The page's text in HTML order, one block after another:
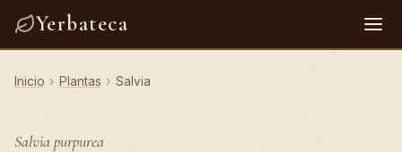
Yerbateca
Inicio › Plantas › Salvia
Salvia purpurea